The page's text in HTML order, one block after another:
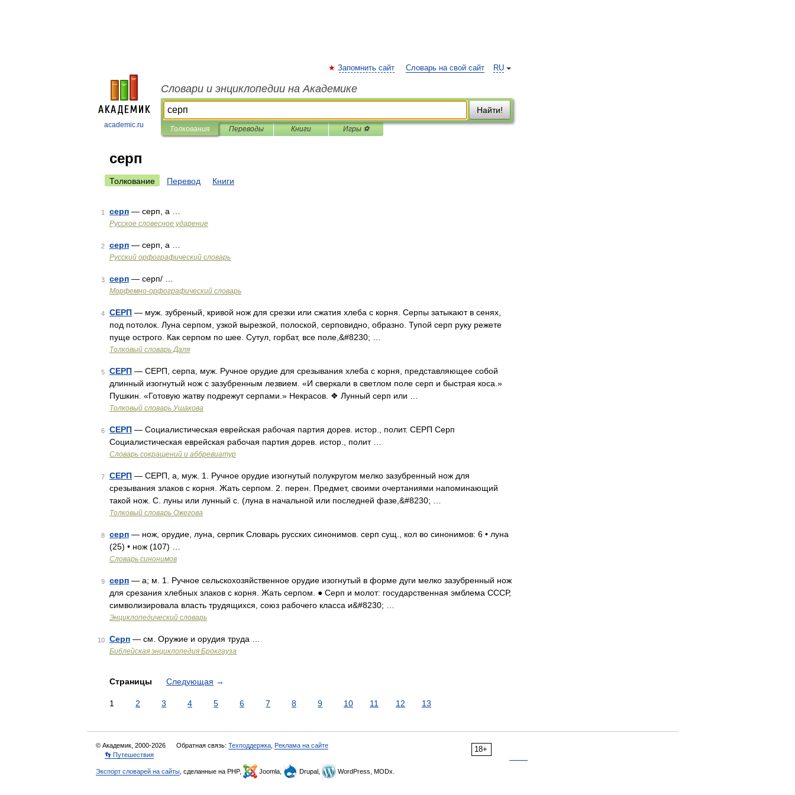
academic.ru
RU
Запомнить сайт Словарь на свой сайт
Словари и энциклопедии на Академике
Найти!
Толкования Переводы Книги Игры ⚽
серп
Толкование Перевод Книги
1 серп — серп, а …
Русское словесное ударение
2 серп — серп, а …
Русский орфографический словарь
3 серп — серп/ …
Морфемно-орфографический словарь
4 СЕРП — муж. зубреный, кривой нож для срезки или сжатия хлеба с корня. Серпы затыкают в сенях,
под потолок. Луна серпом, узкой вырезкой, полоской, серповидно, образно. Тупой серп руку режете
пуще острого. Как серпом по шее. Сутул, горбат, все поле,&#8230; …
Толковый словарь Даля
5 СЕРП — СЕРП, серпа, муж. Ручное орудие для срезывания хлеба с корня, представляющее собой
длинный изогнутый нож с зазубренным лезвием. «И сверкали в светлом поле серп и быстрая коса.»
Пушкин. «Готовую жатву подрежут серпами.» Некрасов. ❖ Лунный серп или …
Толковый словарь Ушакова
6 СЕРП — Социалистическая еврейская рабочая партия дорев. истор., полит. СЕРП Серп
Социалистическая еврейская рабочая партия дорев. истор., полит …
Словарь сокращений и аббревиатур
7 СЕРП — СЕРП, а, муж. 1. Ручное орудие изогнутый полукругом мелко зазубренный нож для
срезывания злаков с корня. Жать серпом. 2. перен. Предмет, своими очертаниями напоминающий
такой нож. С. луны или лунный с. (луна в начальной или последней фазе,&#8230; …
Толковый словарь Ожегова
8 серп — нож, орудие, луна, серпик Словарь русских синонимов. серп сущ., кол во синонимов: 6 • луна
(25) • нож (107) …
Словарь синонимов
9 серп — а; м. 1. Ручное сельскохозяйственное орудие изогнутый в форме дуги мелко зазубренный нож
для срезания хлебных злаков с корня. Жать серпом. ● Серп и молот: государственная эмблема СССР,
символизировала власть трудящихся, союз рабочего класса и&#8230; …
Энциклопедический словарь
10 Серп — см. Оружие и орудия труда …
Библейская энциклопедия Брокгауза
Страницы Следующая →
1 2 3 4 5 6 7 8 9 10 11 12 13
18+
© Академик, 2000-2026 Обратная связь: Техподдержка Реклама на сайте
👣 Путешествия
Экспорт словарей на сайты , сделанные на PHP, Joomla, Drupal, WordPress, MODx.